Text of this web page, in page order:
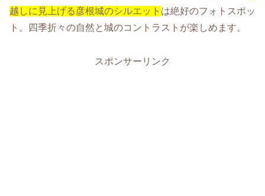
越しに見上げる彦根城のシルエット は絶好のフォトスポッ
ト。四季折々の自然と城のコントラストが楽しめます。
スポンサーリンク